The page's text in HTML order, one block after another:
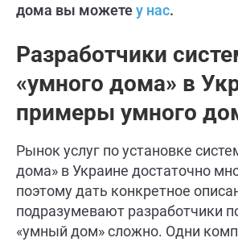
дома вы можетеу нас.
Разработчики
«умного дома» в
примеры умного
Рынок услуг по установке
дома» в Украине достаточно
поэтому дать конкретное
подразумевают разработчики
«умный дом» сложно. Одни